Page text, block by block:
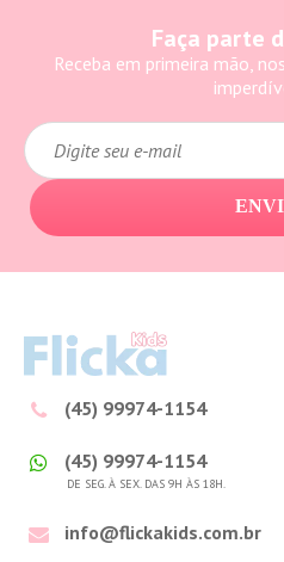
Faça parte
Receba em primeira mão,
(45) 99974-1154
(45) 99974-1154
DE SEG. À SEX. DAS 9H ÀS 18H.
info@flickakids.com.br